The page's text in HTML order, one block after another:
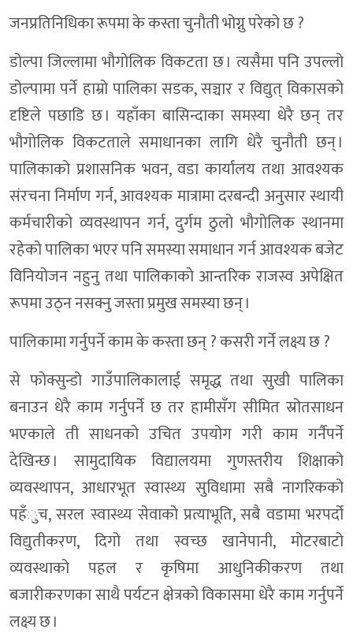
जनप्रतिनिधिका रूपमा के कस्ता चुनौती भोग्नु परेको छ ?
डोल्पा जिल्लामा भौगोलिक विकटता छ । त्यसैमा पनि उपल्लो
डोल्पामा पर्ने हाम्रो पालिका सडक, सञ्चार र विद्युत् विकासको
दृष्टिले पछाडि छ । यहाँका बासिन्दाका समस्या धेरै छन् तर
भौगोलिक विकटताले समाधानका लागि धेरै चुनौती छन् ।
पालिकाको प्रशासनिक भवन, वडा कार्यालय तथा आवश्यक
संरचना निर्माण गर्न, आवश्यक मात्रामा दरबन्दी अनुसार स्थायी
कर्मचारीको व्यवस्थापन गर्न, दुर्गम ठुलो भौगोलिक स्थानमा
रहेको पालिका भएर पनि समस्या समाधान गर्न आवश्यक बजेट
विनियोजन नहुनु तथा पालिकाको आन्तरिक राजस्व अपेक्षित
रूपमा उठ्न नसक्नु जस्ता प्रमुख समस्या छन् ।
पालिकामा गर्नुपर्ने काम के कस्ता छन् ? कसरी गर्ने लक्ष्य छ ?
से फोक्सुन्डो गाउँपालिकालाई समृद्ध तथा सुखी पालिका
बनाउन धेरै काम गर्नुपर्ने छ तर हामीसँग सीमित स्रोतसाधन
भएकाले ती साधनको उचित उपयोग गरी काम गर्नैपर्ने
देखिन्छ । सामुदायिक विद्यालयमा गुणस्तरीय शिक्षाको
व्यवस्थापन, आधारभूत स्वास्थ्य सुविधामा सबै नागरिकको
पहँुच, सरल स्वास्थ्य सेवाको प्रत्याभूति, सबै वडामा भरपर्दो
विद्युतीकरण, दिगो तथा स्वच्छ खानेपानी, मोटरबाटो
व्यवस्थाको पहल र कृषिमा आधुनिकीकरण तथा
बजारीकरणका साथै पर्यटन क्षेत्रको विकासमा धेरै काम गर्नुपर्ने
लक्ष्य छ ।